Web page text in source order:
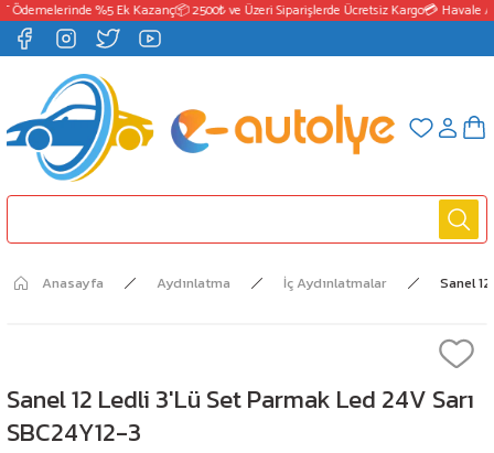
%5 Ek Kazanç📦 2500₺ ve Üzeri Siparişlerde Ücretsiz Kargo💳 Havale /
Anasayfa Aydınlatma İç Aydınlatmalar Sanel
Sanel 12 Ledli 3'Lü Set Parmak Led 24V Sarı
SBC24Y12-3